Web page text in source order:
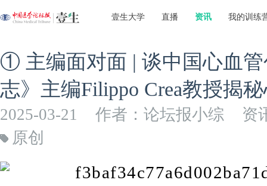
壹生大学 直播 资讯 我的训练
① 主编面对面 | 谈中国心血
志》主编Filippo Crea教授揭
2025-03-21 作者：论坛报小综
资
原创